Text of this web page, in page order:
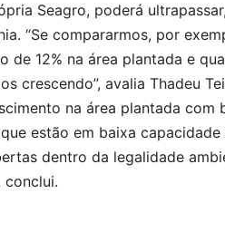
Seagro, poderá
“Se compararmos, por
de 12% na área plantada e
crescendo”, avalia Thadeu
na área plantada
estão em baixa
dentro da legalidade
conclui.